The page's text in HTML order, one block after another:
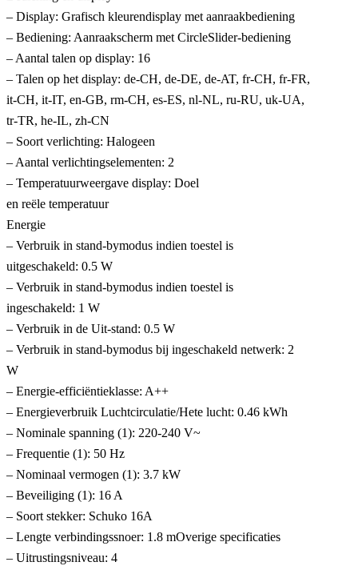
– Display: Grafisch kleurendisplay met aanraakbediening
– Bediening: Aanraakscherm met CircleSlider-bediening
– Aantal talen op display: 16
– Talen op het display: de-CH, de-DE, de-AT, fr-CH, fr-FR,
it-CH, it-IT, en-GB, rm-CH, es-ES, nl-NL, ru-RU, uk-UA,
tr-TR, he-IL, zh-CN
– Soort verlichting: Halogeen
– Aantal verlichtingselementen: 2
– Temperatuurweergave display: Doel
en reële temperatuur
Energie
– Verbruik in stand-bymodus indien toestel is
uitgeschakeld: 0.5 W
– Verbruik in stand-bymodus indien toestel is
ingeschakeld: 1 W
– Verbruik in de Uit-stand: 0.5 W
– Verbruik in stand-bymodus bij ingeschakeld netwerk: 2
W
– Energie-efficiëntieklasse: A++
– Energieverbruik Luchtcirculatie/Hete lucht: 0.46 kWh
– Nominale spanning (1): 220-240 V~
– Frequentie (1): 50 Hz
– Nominaal vermogen (1): 3.7 kW
– Beveiliging (1): 16 A
– Soort stekker: Schuko 16A
– Lengte verbindingssnoer: 1.8 mOverige specificaties
– Uitrustingsniveau: 4